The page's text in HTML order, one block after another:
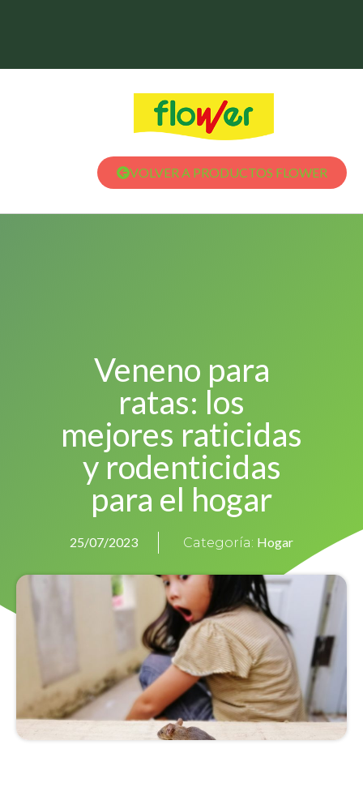
VOLVER A PRODUCTOS FLOWER
Veneno para
ratas: los
mejores raticidas
y rodenticidas
para el hogar
25/07/2023 Categoría: Hogar